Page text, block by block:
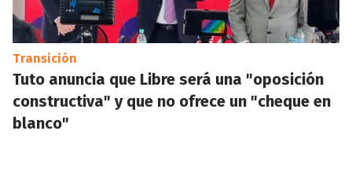
Transición
Tuto anuncia que Libre será una "oposición
constructiva" y que no ofrece un "cheque en
blanco"